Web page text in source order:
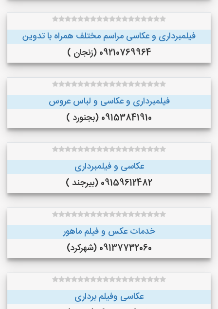
فیلمبرداری و عکاسی مراسم مختلف همراه با تدوین
09210769964 (زنجان )
فیلمبرداری و عکاسی و لباس عروس
09153841910 (بجنورد )
عکاسی و فیلمبرداری
09159612482 (بیرجند )
خدمات عکس و فیلم ماهور
09137732060 (شهرکرد)
عکاسی وفیلم برداری